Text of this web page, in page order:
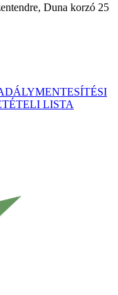
Duna korzó 25
LISTA